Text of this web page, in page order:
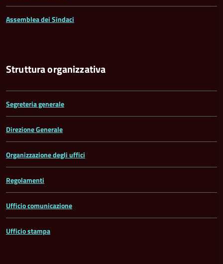
Assemblea dei Sindaci
Struttura organizzativa
Segreteria generale
Direzione Generale
Organizzazione degli uffici
Regolamenti
Ufficio comunicazione
Ufficio stampa